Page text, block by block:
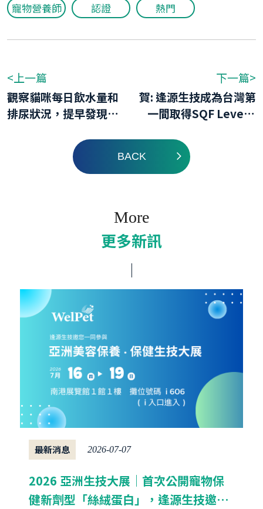
寵物營養師 認證 熱門
<上一篇
觀察貓咪每日飲水量和
排尿狀況，提早發現貓
下一篇>
賀: 逢源生技成為台灣第
一間取得SQF Level 3
BACK
More
更多新訊
最新消息 2026-07-07
2026 亞洲生技大展｜首次公開寵物保
健新劑型「絲絨蛋白」，逢源生技邀您